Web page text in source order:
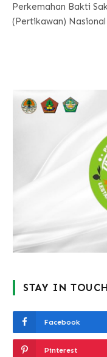
Perkemahan Bakti
(Pertikawan)
STAY IN TOUCH
Facebook
Pinterest